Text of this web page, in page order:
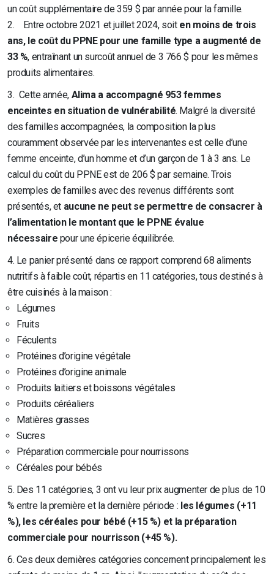
un coût supplémentaire de 359 $ par année pour la famille.
2.
Entre octobre 2021 et juillet 2024, soit en moins de trois
ans, le coût du PPNE pour une famille type a augmenté de
33 %, entraînant un surcoût annuel de 3 766 $ pour les mêmes
produits alimentaires.
3. Cette année, Alima a accompagné 953 femmes
enceintes en situation de vulnérabilité. Malgré la diversité
des familles accompagnées, la composition la plus
couramment observée par les intervenantes est celle d’une
femme enceinte, d’un homme et d’un garçon de 1 à 3 ans. Le
calcul du coût du PPNE est de 206 $ par semaine. Trois
exemples de familles avec des revenus différents sont
présentés, et aucune ne peut se permettre de consacrer à
l’alimentation le montant que le PPNE évalue
nécessaire pour une épicerie équilibrée.
4. Le panier présenté dans ce rapport comprend 68 aliments
nutritifs à faible coût, répartis en 11 catégories, tous destinés à
être cuisinés à la maison :
Légumes
Fruits
Féculents
Protéines d’origine végétale
Protéines d’origine animale
Produits laitiers et boissons végétales
Produits céréaliers
Matières grasses
Sucres
Préparation commerciale pour nourrissons
Céréales pour bébés
5. Des 11 catégories, 3 ont vu leur prix augmenter de plus de 10
% entre la première et la dernière période : les légumes (+11
%), les céréales pour bébé (+15 %) et la préparation
commerciale pour nourrisson (+45 %).
6. Ces deux dernières catégories concernent principalement les